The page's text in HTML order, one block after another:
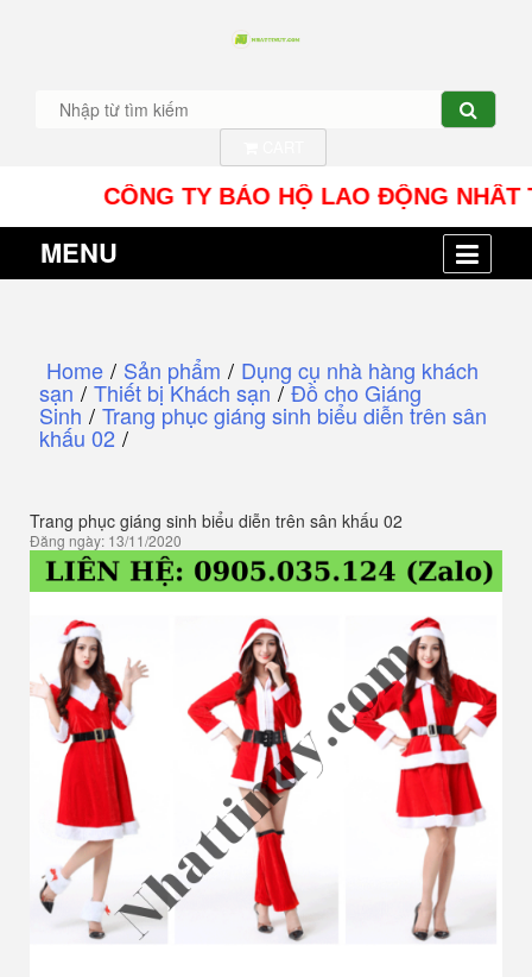
CÔNG TY BẢO HỘ LAO ĐỘNG NHÂT
MENU
Home / Sản phẩm / Dụng cụ nhà hàng khách
sạn / Thiết bị Khách sạn / Đồ cho Giáng
Sinh / Trang phục giáng sinh biểu diễn trên sân
khấu 02 /
Trang phục giáng sinh biểu diễn trên sân khấu 02
Đăng ngày: 13/11/2020